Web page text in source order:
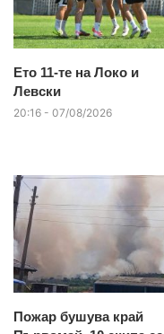
Ето 11-те на Локо и
Левски
20:16 - 07/08/2026
Пожар бушува край